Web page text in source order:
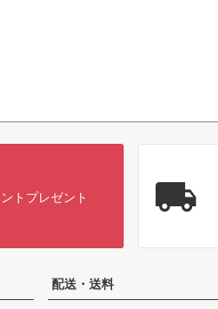
トプレゼント
配送・送料